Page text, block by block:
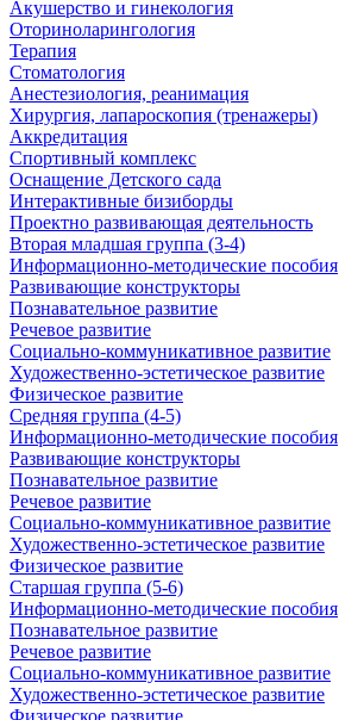
Акушерство и гинекология
Оториноларингология
Терапия
Стоматология
Анестезиология, реанимация
Хирургия, лапароскопия (тренажеры)
Аккредитация
Спортивный комплекс
Оснащение Детского сада
Интерактивные бизиборды
Проектно развивающая деятельность
Вторая младшая группа (3-4)
Информационно-методические пособия
Развивающие конструкторы
Познавательное развитие
Речевое развитие
Социально-коммуникативное развитие
Художественно-эстетическое развитие
Физическое развитие
Средняя группа (4-5)
Информационно-методические пособия
Развивающие конструкторы
Познавательное развитие
Речевое развитие
Социально-коммуникативное развитие
Художественно-эстетическое развитие
Физическое развитие
Старшая группа (5-6)
Информационно-методические пособия
Познавательное развитие
Речевое развитие
Социально-коммуникативное развитие
Художественно-эстетическое развитие
Физическое развитие